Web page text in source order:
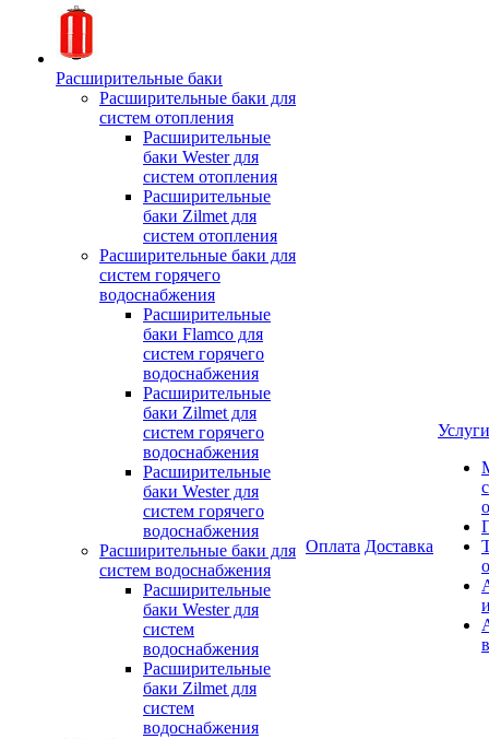
Расширительные баки
Расширительные баки для
систем отопления
Расширительные
баки Wester для
систем отопления
Расширительные
баки Zilmet для
систем отопления
Расширительные баки для
систем горячего
водоснабжения
Расширительные
баки Flamco для
систем горячего
водоснабжения
Расширительные
баки Zilmet для
систем горячего
водоснабжения
Расширительные
баки Wester для
систем горячего
водоснабжения
Расширительные баки для
систем водоснабжения
Расширительные
баки Wester для
систем
водоснабжения
Расширительные
баки Zilmet для
систем
водоснабжения
Оплата Доставка
Услуги